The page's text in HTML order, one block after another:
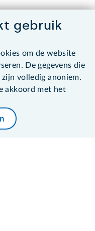
gebruik
om de website
De gegevens die
volledig anoniem.
akkoord met het